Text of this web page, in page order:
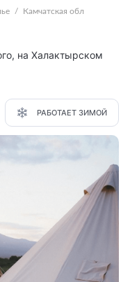
Камчатская обл
на Халактырском
РАБОТАЕТ ЗИМОЙ